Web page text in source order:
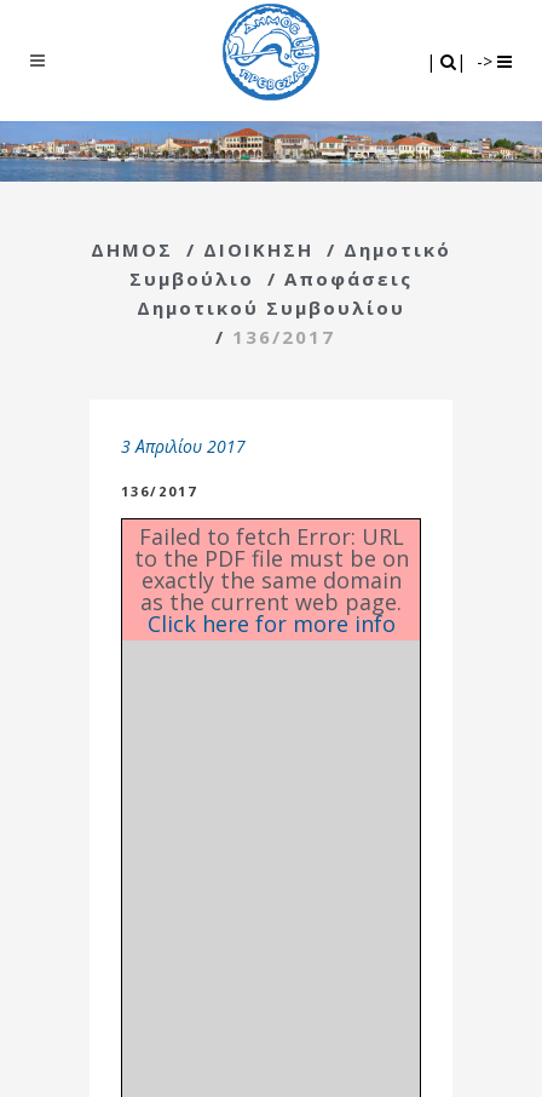
| | ->
ΔΗΜΟΣ / ΔΙΟΙΚΗΣΗ / Δημοτικό
Συμβούλιο
/ Αποφάσεις
Δημοτικού Συμβουλίου
/ 136/2017
3 Απριλίου 2017
136/2017
Failed to fetch Error: URL
to the PDF file must be on
exactly the same domain
as the current web page.
Click here for more info